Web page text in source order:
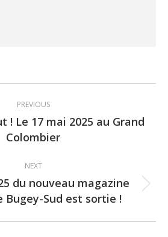
PREVIOUS
Previous
post:
! Le 17 mai 2025 au Grand
Colombier
NEXT
Next
post:
du nouveau magazine
Bugey-Sud est sortie !